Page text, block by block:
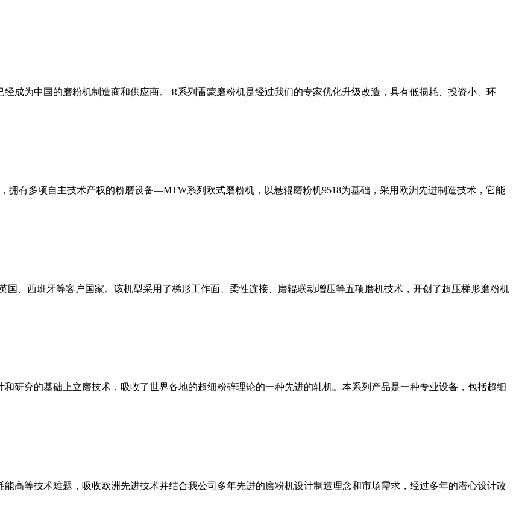
成为中国的磨粉机制造商和供应商。 R系列雷蒙磨粉机是经过我们的专家优化升级改造，具有低损耗、投资小、环
拥有多项自主技术产权的粉磨设备—MTW系列欧式磨粉机，以悬辊磨粉机9518为基础，采用欧洲先进制造技术，它能
国、西班牙等客户国家。该机型采用了梯形工作面、柔性连接、磨辊联动增压等五项磨机技术，开创了超压梯形磨粉机
研究的基础上立磨技术，吸收了世界各地的超细粉碎理论的一种先进的轧机。本系列产品是一种专业设备，包括超细
高等技术难题，吸收欧洲先进技术并结合我公司多年先进的磨粉机设计制造理念和市场需求，经过多年的潜心设计改